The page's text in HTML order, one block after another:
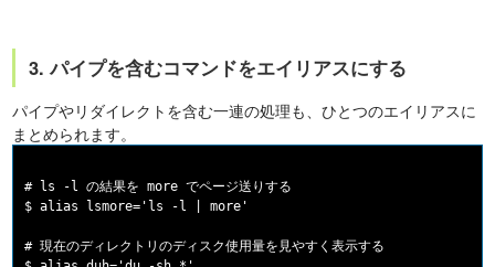
3. パイプを含むコマンドをエイリアスにする
パイプやリダイレクトを含む一連の処理も、ひとつのエイリアスに
まとめられます。
# ls -l の結果を more でページ送りする
$ alias lsmore='ls -l | more'
# 現在のディレクトリのディスク使用量を見やすく表示する